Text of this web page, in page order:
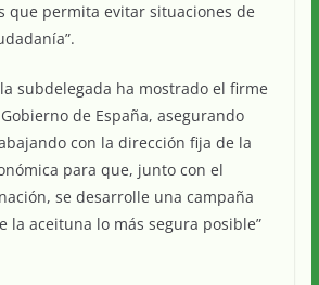
que permita evitar situaciones de
subdelegada ha mostrado el firme
de España, asegurando
con la dirección fija de la
para que, junto con el
se desarrolle una campaña
la aceituna lo más segura posible”